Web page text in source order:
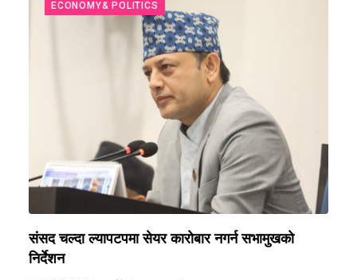
ECONOMY& POLITICS
संसद चल्दा ल्यापटपमा सेयर कारोबार नगर्न सभामुखको
निर्देशन